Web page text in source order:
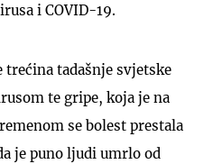
i COVID-19.
trećina tadašnje svjetske
te gripe, koja je na
se bolest prestala
je puno ljudi umrlo od